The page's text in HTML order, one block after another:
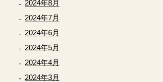
2024年8月
2024年7月
2024年6月
2024年5月
2024年4月
2024年3月